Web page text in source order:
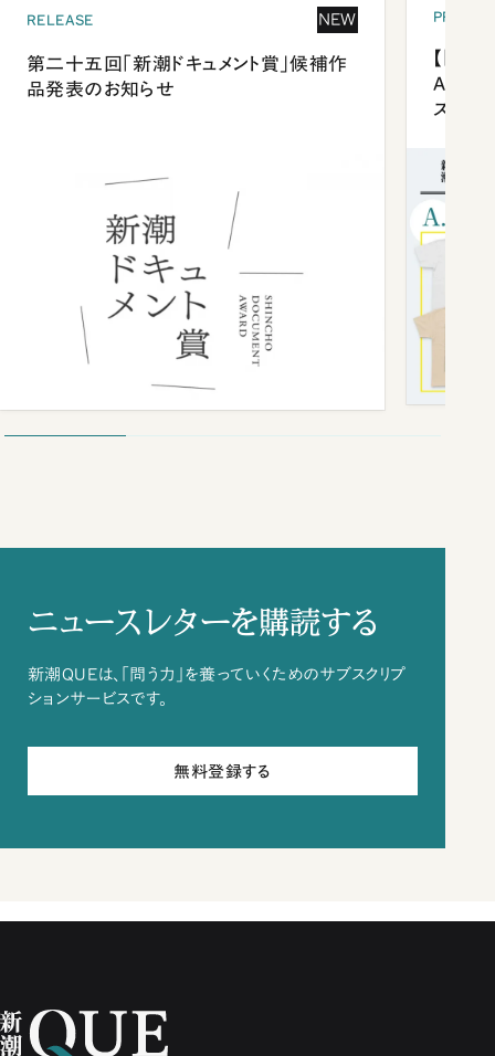
RELEASE NEW
第二十五回「新潮ドキュメント賞」候補作
品発表のお知らせ
【「新
ズプレ
ニュースレターを購読する
新潮QUEは、「問う力」を養っていくためのサブスクリプ
ションサービスです。
無料登録する